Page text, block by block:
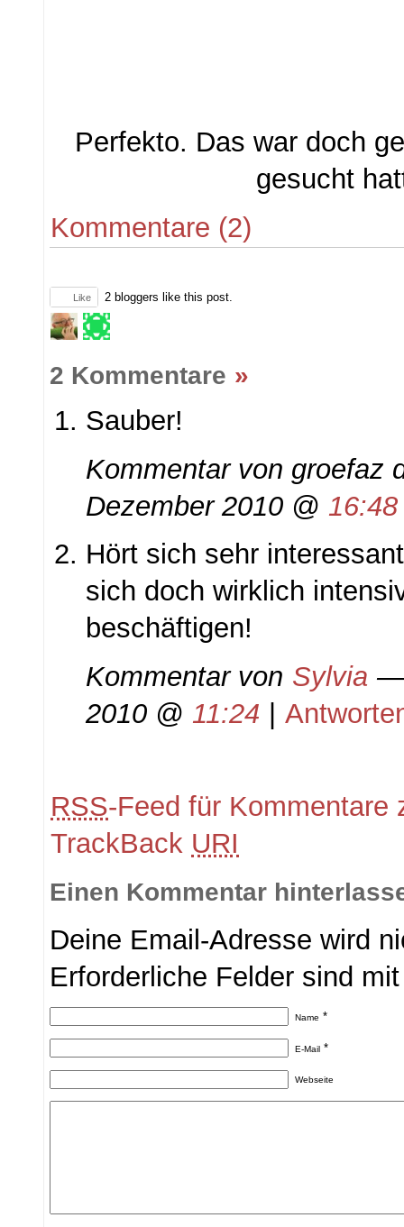
Perfekto. Das war doch
gesucht
Kommentare (2)
Like 2 bloggers like this post.
2 Kommentare »
Sauber!
Kommentar von groefaz
Dezember 2010 @ 16:48
Hört sich sehr
sich doch wirklich
beschäftigen!
Kommentar von Sylvia —
2010 @ 11:24
RSS-Feed für Kommentare
TrackBack URI
Einen Kommentar
Deine Email-Adresse wird
Erforderliche Felder sind
Name *
E-Mail *
Webseite